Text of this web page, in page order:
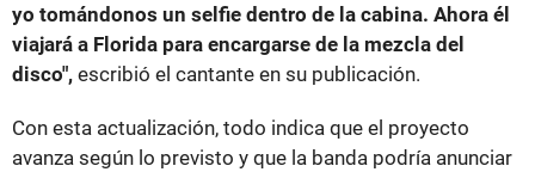
yo tomándonos un selfie dentro de la cabina. Ahora él
viajará a Florida para encargarse de la mezcla del
disco", escribió el cantante en su publicación.
Con esta actualización, todo indica que el proyecto
avanza según lo previsto y que la banda podría anunciar